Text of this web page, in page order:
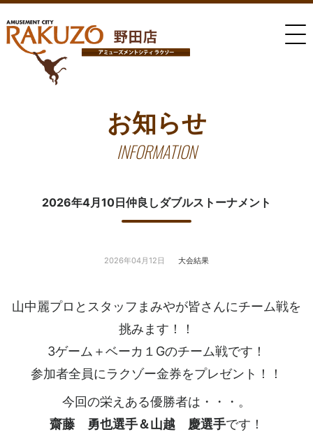
お知らせ
INFORMATION
2026年4月10日仲良しダブルストーナメント
2026年04月12日 大会結果
山中麗プロとスタッフまみやが皆さんにチーム戦を
挑みます！！
3ゲーム＋ベーカ１Gのチーム戦です！
参加者全員にラクゾー金券をプレゼント！！
今回の栄えある優勝者は・・・。
齋藤 勇也選手＆山越 慶選手です！